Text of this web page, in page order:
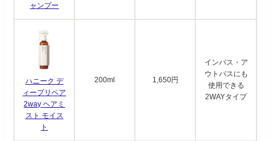
ャンプー
ハニーク デ
ィープリペア
2way ヘアミ
スト モイス
ト
200ml 1,650円
インバス・ア
ウトバスにも
使用できる
2WAYタイプ